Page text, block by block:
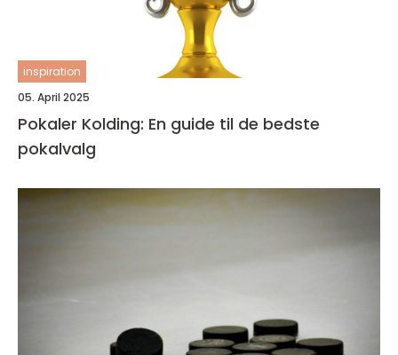
inspiration
05. April 2025
Pokaler Kolding: En guide til de bedste
pokalvalg